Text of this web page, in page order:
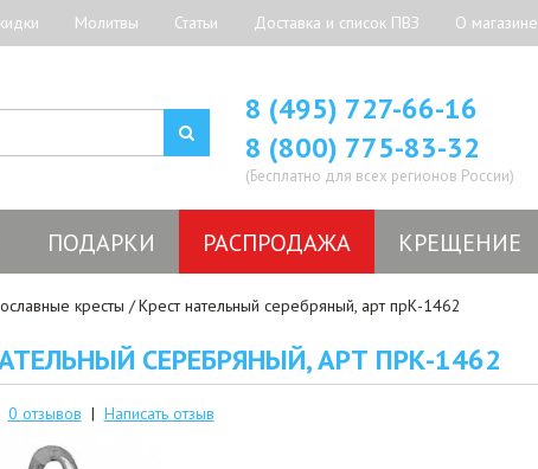
Молитвы Статьи Доставка и список ПВЗ О магазине
8 (495) 727-66-16
8 (800) 775-83-32
(Бесплатно для всех регионов России)
ПОДАРКИ РАСПРОДАЖА КРЕЩЕНИЕ
кресты Крест нательный серебряный, арт прК-1462
СЕРЕБРЯНЫЙ, АРТ ПРК-1462
0 отзывов | Написать отзыв